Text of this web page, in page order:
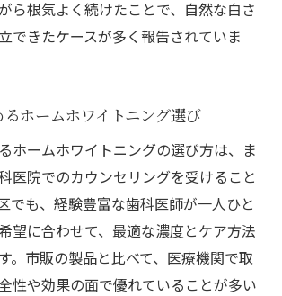
ら根気よく続けたことで、自然な白さ
できたケースが多く報告されていま
ホームホワイトニング選び
ホームホワイトニングの選び方は、ま
医院でのカウンセリングを受けること
でも、経験豊富な歯科医師が一人ひと
望に合わせて、最適な濃度とケア方法
。市販の製品と比べて、医療機関で取
性や効果の面で優れていることが多い